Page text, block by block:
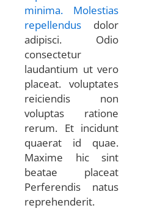
minima. Molestias
repellendus dolor
adipisci. Odio
consectetur
laudantium ut vero
placeat. voluptates
reiciendis non
voluptas ratione
rerum. Et incidunt
quaerat id quae.
Maxime hic sint
beatae placeat
Perferendis natus
reprehenderit.